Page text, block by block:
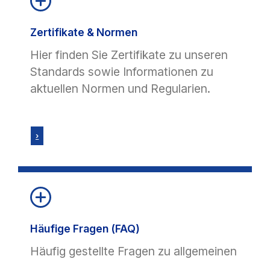
Zertifikate & Normen
Hier finden Sie Zertifikate zu unseren
Standards sowie Informationen zu
aktuellen Normen und Regularien.
›
Häufige Fragen (FAQ)
Häufig gestellte Fragen zu allgemeinen